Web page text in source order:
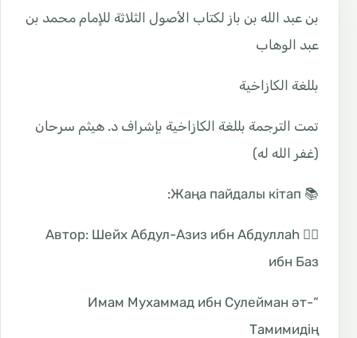
بن عبد الله بن باز لكتاب الأصول الثلاثة للإمام محمد بن
عبد الوهاب
بللغة الكازاخية
تمت الترجمة بللغة الكازاخية بإشراف د. هيثم سرحان
(غفر الله له)
📚 Жаңа пайдалы кітап:
✍🏼 Автор: Шейх Абдул-Азиз ибн Абдуллаһ
ибн Баз
“Имам Мухаммад ибн Сулейман әт-
Тамимидің